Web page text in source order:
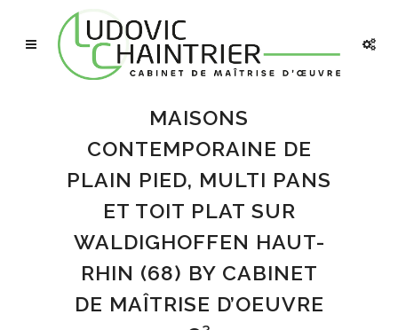
MAISONS
CONTEMPORAINE DE
PLAIN PIED, MULTI PANS
ET TOIT PLAT SUR
WALDIGHOFFEN HAUT-
RHIN (68) BY CABINET
DE MAÎTRISE D’OEUVRE